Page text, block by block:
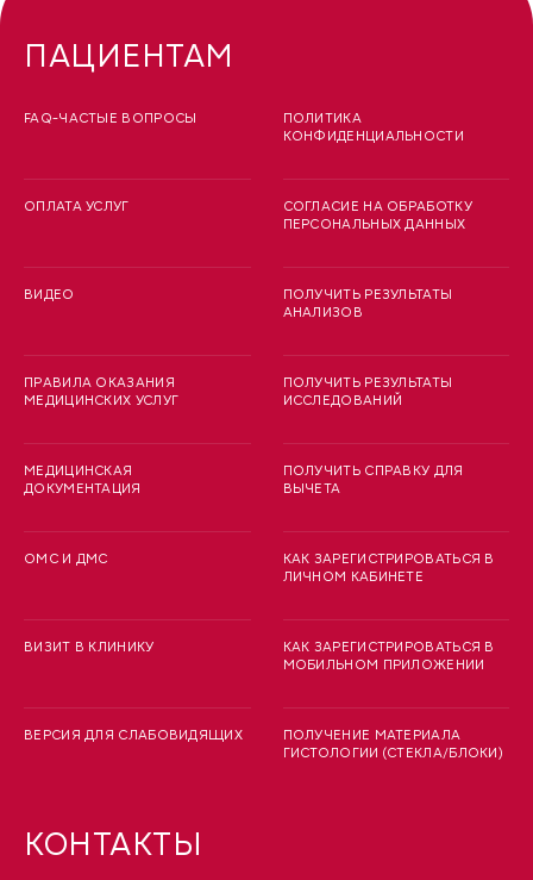
ПАЦИЕНТАМ
FAQ-ЧАСТЫЕ ВОПРОСЫ
ОПЛАТА УСЛУГ
ВИДЕО
ПРАВИЛА ОКАЗАНИЯ
МЕДИЦИНСКИХ УСЛУГ
МЕДИЦИНСКАЯ
ДОКУМЕНТАЦИЯ
ОМС И ДМС
ВИЗИТ В КЛИНИКУ
ВЕРСИЯ ДЛЯ СЛАБОВИДЯЩИХ
ПОЛИТИКА
КОНФИДЕНЦИАЛЬНОСТИ
СОГЛАСИЕ НА ОБРАБОТКУ
ПЕРСОНАЛЬНЫХ ДАННЫХ
ПОЛУЧИТЬ РЕЗУЛЬТАТЫ
АНАЛИЗОВ
ПОЛУЧИТЬ РЕЗУЛЬТАТЫ
ИССЛЕДОВАНИЙ
ПОЛУЧИТЬ СПРАВКУ ДЛЯ
ВЫЧЕТА
КАК ЗАРЕГИСТРИРОВАТЬСЯ В
ЛИЧНОМ КАБИНЕТЕ
КАК ЗАРЕГИСТРИРОВАТЬСЯ В
МОБИЛЬНОМ ПРИЛОЖЕНИИ
ПОЛУЧЕНИЕ МАТЕРИАЛА
ГИСТОЛОГИИ (СТЕКЛА/БЛОКИ)
КОНТАКТЫ